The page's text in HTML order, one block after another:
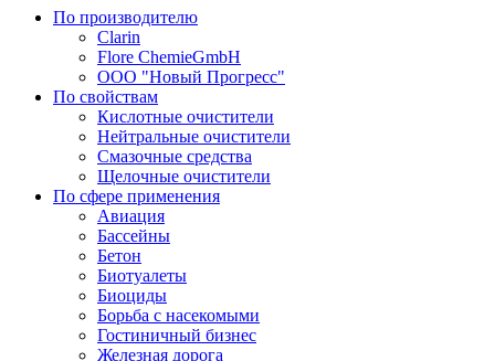
По производителю
Clarin
Flore ChemieGmbH
ООО "Новый Прогресс"
По свойствам
Кислотные очистители
Нейтральные очистители
Смазочные средства
Щелочные очистители
По сфере применения
Авиация
Бассейны
Бетон
Биотуалеты
Биоциды
Борьба с насекомыми
Гостиничный бизнес
Железная дорога